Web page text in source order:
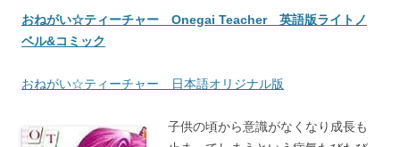
おねがい☆ティーチャー Onegai Teacher 英語版ライトノ
ベル&コミック
おねがい☆ティーチャー 日本語オリジナル版
子供の頃から意識がなくなり成長も